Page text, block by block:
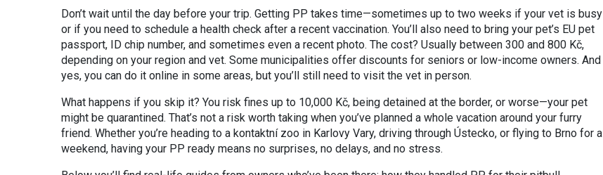
Don’t wait until the day before your trip. Getting PP takes time—sometimes up to two weeks if your vet is busy
or if you need to schedule a health check after a recent vaccination. You’ll also need to bring your pet’s EU pet
passport, ID chip number, and sometimes even a recent photo. The cost? Usually between 300 and 800 Kč,
depending on your region and vet. Some municipalities offer discounts for seniors or low-income owners. And
yes, you can do it online in some areas, but you’ll still need to visit the vet in person.
What happens if you skip it? You risk fines up to 10,000 Kč, being detained at the border, or worse—your pet
might be quarantined. That’s not a risk worth taking when you’ve planned a whole vacation around your furry
friend. Whether you’re heading to a kontaktní zoo in Karlovy Vary, driving through Ústecko, or flying to Brno for a
weekend, having your PP ready means no surprises, no delays, and no stress.